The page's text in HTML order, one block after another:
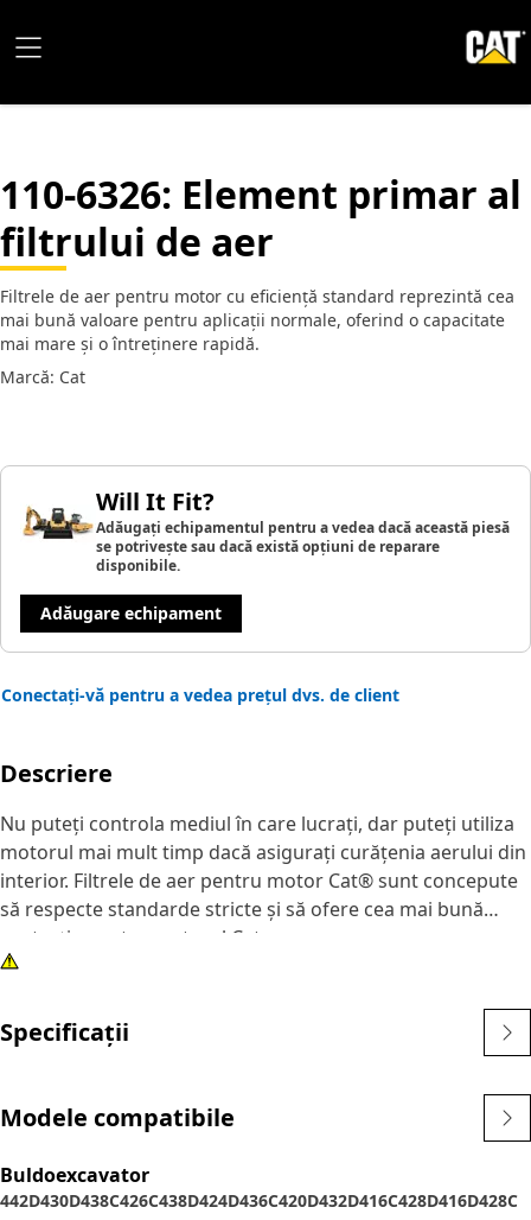
110-6326: Element primar al
filtrului de aer
Filtrele de aer pentru motor cu eficiență standard reprezintă cea
mai bună valoare pentru aplicații normale, oferind o capacitate
mai mare și o întreținere rapidă.
Marcă: Cat
Will It Fit?
Adăugați echipamentul pentru a vedea dacă această piesă
se potrivește sau dacă există opțiuni de reparare
disponibile.
Adăugare echipament
Conectați-vă pentru a vedea prețul dvs. de client
Descriere
Nu puteți controla mediul în care lucrați, dar puteți utiliza
motorul mai mult timp dacă asigurați curățenia aerului din
interior. Filtrele de aer pentru motor Cat® sunt concepute
să respecte standarde stricte și să ofere cea mai bună
protecție pentru motorul Cat.
Specificații
Modele compatibile
Buldoexcavator
442D430D438C426C438D424D436C420D432D416C428D416D428C